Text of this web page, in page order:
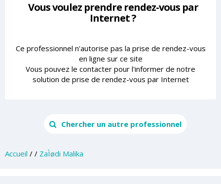
Vous voulez prendre rendez-vous par
Internet ?
Ce professionnel n'autorise pas la prise de rendez-vous
en ligne sur ce site
Vous pouvez le contacter pour l'informer de notre
solution de prise de rendez-vous par Internet
Chercher un autre professionnel
Accueil / / ZaÌødi Malika